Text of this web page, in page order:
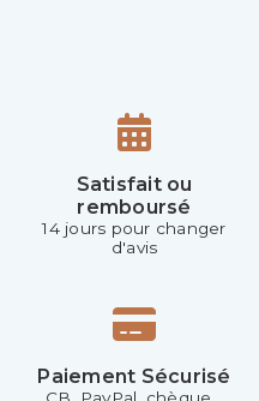
Satisfait ou
remboursé
14 jours pour changer
d'avis
Paiement Sécurisé
CB, PayPal, chèque...